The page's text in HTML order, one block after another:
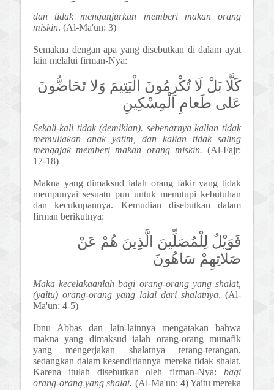
dan tidak menganjurkan memberi makan orang
miskin. (Al-Ma'un: 3)
Semakna dengan apa yang disebutkan di dalam ayat
lain melalui firman-Nya:
كَلَّا بَلْ لَا تُكْرِمُونَ الْيَتِيمَ وَلا تَحَاضُّونَ
عَلى طَعامِ الْمِسْكِينِ
Sekali-kali tidak (demikian). sebenarnya kalian tidak
memuliakan anak yatim, dan kalian tidak saling
mengajak memberi makan orang miskin. (Al-Fajr:
17-18)
Makna yang dimaksud ialah orang fakir yang tidak
mempunyai sesuatu pun untuk menutupi kebutuhan
dan kecukupannya. Kemudian disebutkan dalam
firman berikutnya:
فَوَيْلٌ لِلْمُصَلِّينَ الَّذِينَ هُمْ عَنْ
صَلاتِهِمْ سَاهُونَ
Maka kecelakaanlah bagi orang-orang yang shalat,
(yaitu) orang-orang yang lalai dari shalatnya. (Al-
Ma'un: 4-5)
Ibnu Abbas dan lain-lainnya mengatakan bahwa
makna yang dimaksud ialah orang-orang munafik
yang mengerjakan shalatnya terang-terangan,
sedangkan dalam kesendiriannya mereka tidak shalat.
Karena itulah disebutkan oleh firman-Nya: bagi
orang-orang yang shalat. (Al-Ma'un: 4) Yaitu mereka